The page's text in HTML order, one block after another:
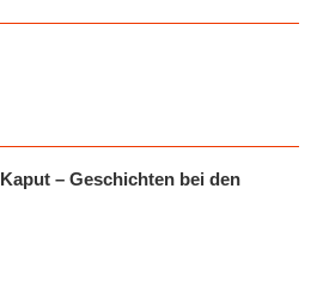
Kaput – Geschichten bei den